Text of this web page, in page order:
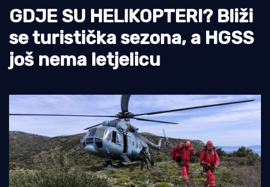
Pomorstvo
Ribolov
Ekologija
GDJE SU HELIKOPTERI? Bliži
se turistička sezona, a HGSS
još nema letjelicu